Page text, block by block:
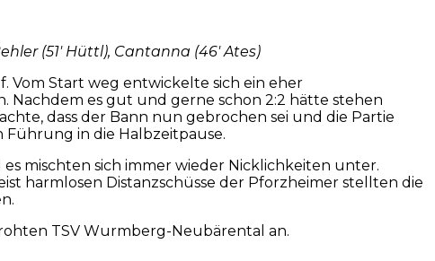
(51′ Hüttl), Cantanna (46′ Ates)
Vom Start weg entwickelte sich ein eher
Nachdem es gut und gerne schon 2:2 hätte stehen
dass der Bann nun gebrochen sei und die Partie
Führung in die Halbzeitpause.
mischten sich immer wieder Nicklichkeiten unter.
harmlosen Distanzschüsse der Pforzheimer stellten die
TSV Wurmberg-Neubärental an.